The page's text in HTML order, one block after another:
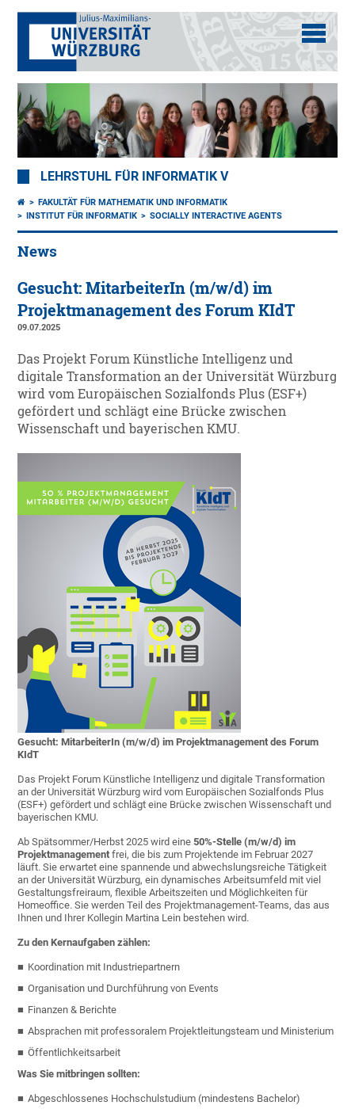
LEHRSTUHL FÜR INFORMATIK V
FAKULTÄT FÜR MATHEMATIK UND INFORMATIK
INSTITUT FÜR INFORMATIK
SOCIALLY INTERACTIVE AGENTS
News
Gesucht: MitarbeiterIn (m/w/d) im
Projektmanagement des Forum KIdT
09.07.2025
Das Projekt Forum Künstliche Intelligenz und
digitale Transformation an der Universität Würzburg
wird vom Europäischen Sozialfonds Plus (ESF+)
gefördert und schlägt eine Brücke zwischen
Wissenschaft und bayerischen KMU.
Gesucht: MitarbeiterIn (m/w/d) im Projektmanagement des Forum
KIdT
Das Projekt Forum Künstliche Intelligenz und digitale Transformation
an der Universität Würzburg wird vom Europäischen Sozialfonds Plus
(ESF+) gefördert und schlägt eine Brücke zwischen Wissenschaft und
bayerischen KMU.
Ab Spätsommer/Herbst 2025 wird eine50%-Stelle (m/w/d) im
Projektmanagement frei, die bis zum Projektende im Februar 2027
läuft. Sie erwartet eine spannende und abwechslungsreiche Tätigkeit
an der Universität Würzburg, ein dynamisches Arbeitsumfeld mit viel
Gestaltungsfreiraum, flexible Arbeitszeiten und Möglichkeiten für
Homeoffice. Sie werden Teil des Projektmanagement-Teams, das aus
Ihnen und Ihrer Kollegin Martina Lein bestehen wird.
Zu den Kernaufgaben zählen:
Koordination mit Industriepartnern
Organisation und Durchführung von Events
Finanzen & Berichte
Absprachen mit professoralem Projektleitungsteam und Ministerium
Öffentlichkeitsarbeit
Was Sie mitbringen sollten:
Abgeschlossenes Hochschulstudium (mindestens Bachelor)